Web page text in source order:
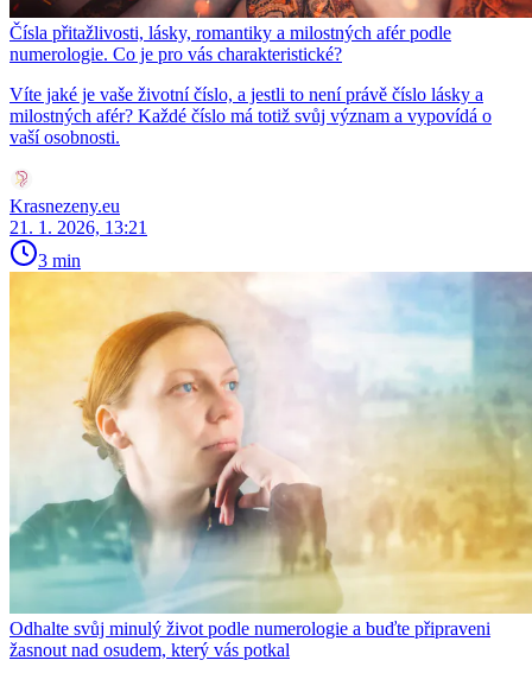
Čísla přitažlivosti, lásky, romantiky a milostných afér podle
numerologie. Co je pro vás charakteristické?
Víte jaké je vaše životní číslo, a jestli to není právě číslo lásky a
milostných afér? Každé číslo má totiž svůj význam a vypovídá o
vaší osobnosti.
Krasnezeny.eu
21. 1. 2026, 13:21
3 min
Odhalte svůj minulý život podle numerologie a buďte připraveni
žasnout nad osudem, který vás potkal